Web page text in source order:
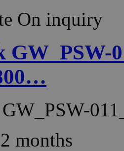
On inquiry
GW_PSW-
GW_PSW-
months